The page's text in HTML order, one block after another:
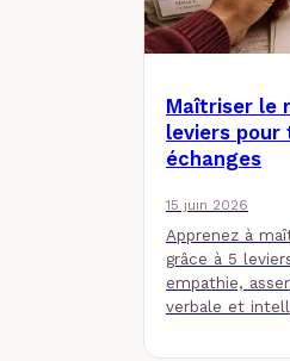
Maîtriser le
leviers
échanges
15 juin 2026
Apprenez à
grâce à 5
empathie,
verbale et